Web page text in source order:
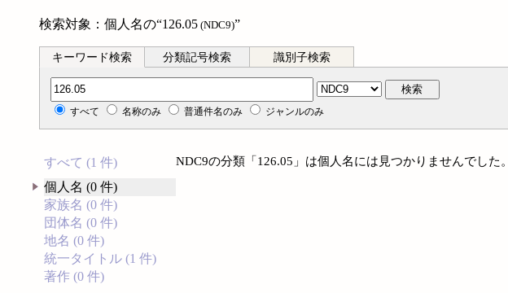
検索対象：個人名の“126.05 (NDC9)”
キーワード検索 分類記号検索 識別子検索
分類記号検索 検索
すべて 名称のみ 普通件名のみ ジャンルのみ
すべて (1 件)
個人名 (0 件)
家族名 (0 件)
団体名 (0 件)
地名 (0 件)
統一タイトル (1 件)
著作 (0 件)
NDC9の分類「126.05」は個人名には見つかりませんでした。